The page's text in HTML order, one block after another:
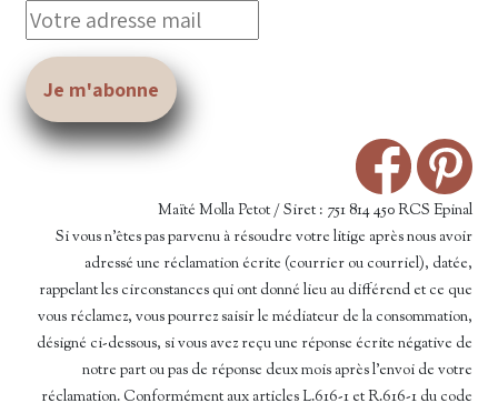
Maïté Molla Petot / Siret : 751 814 450 RCS Epinal
Si vous n’êtes pas parvenu à résoudre votre litige après nous avoir
adressé une réclamation écrite (courrier ou courriel), datée,
rappelant les circonstances qui ont donné lieu au différend et ce que
vous réclamez, vous pourrez saisir le médiateur de la consommation,
désigné ci-dessous, si vous avez reçu une réponse écrite négative de
notre part ou pas de réponse deux mois après l’envoi de votre
réclamation. Conformément aux articles L.616-1 et R.616-1 du code